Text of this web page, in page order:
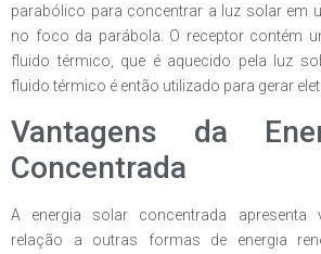
parabólico para concentrar a luz solar em
no foco da parábola. O receptor contém
fluido térmico, que é aquecido pela luz
fluido térmico é então utilizado para gerar
Vantagens da
Concentrada
A energia solar concentrada apresenta
relação a outras formas de energia